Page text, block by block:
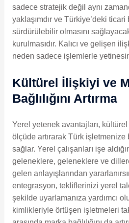
sadece stratejik değil aynı
yaklaşımdır ve Türkiye’deki
sürdürülebilir olmasını
kurulmasıdır. Kalıcı ve gelişen
neden sadece işlemlerle
Kültürel İlişkiyi ve
Bağlılığını Artırma
Yerel yetenek avantajları,
ölçüde artırarak Türk
sağlar. Yerel çalışanları işe
geleneklere, geleneklere ve
gelen anlayışlarından
entegrasyon, tekliflerinizi yerel
şekilde uyarlamanıza yardımcı
kimlikleriyle örtüşen işletmeleri